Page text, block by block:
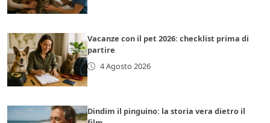
Vacanze con il pet 2026: checklist prima di
partire
4 Agosto 2026
Dindim il pinguino: la storia vera dietro il